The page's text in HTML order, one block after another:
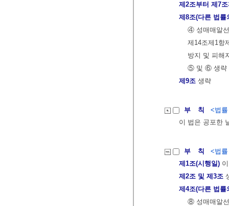
제2조부터 제7
제8조(다른 법률
④ 성매매알
제14조제1항
방지 및 피해
⑤ 및 ⑥ 생략
제9조 생략
부 칙
<법
이 법은 공포한
부 칙
<법
제1조(시행일)
제2조 및 제3조
제4조(다른 법률
⑧ 성매매알